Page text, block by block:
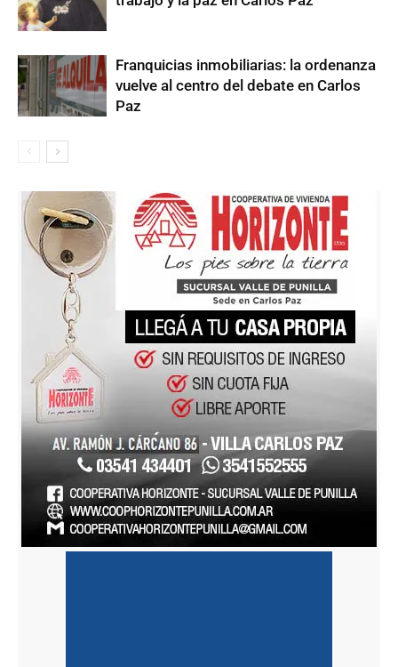
Franquicias inmobiliarias: la ordenanza
vuelve al centro del debate en Carlos
Paz